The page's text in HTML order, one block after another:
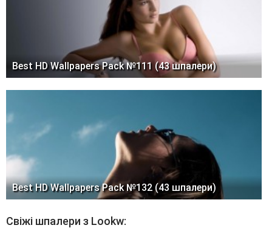
Best HD Wallpapers Pack №111 (43 шпалери)
Best HD Wallpapers Pack №132 (43 шпалери)
Свіжі шпалери з Lookw: